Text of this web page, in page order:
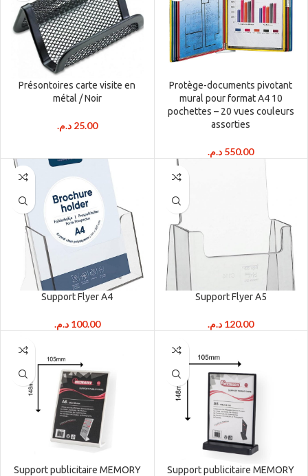
Présontoires carte visite en
métal / Noir
25.00 د.م.
Protège-documents pivotant
mural pour format A4 10
pochettes – 20 vues couleurs
assorties
550.00 د.م.
Support Flyer A4
100.00 د.م.
Support Flyer A5
120.00 د.م.
Support publicitaire MEMORY
Support publicitaire MEMORY